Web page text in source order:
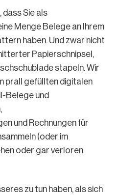
dass Sie als
Menge Belege an Ihrem
haben. Und zwar nicht
Papierschnipsel,
stapeln. Wir
prall gefüllten digitalen
Belege und
und Rechnungen für
(oder im
oder gar verloren
zu tun haben, als sich